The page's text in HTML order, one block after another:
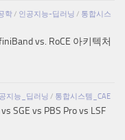
학 / 인공지능-딥러닝 / 통합시스
vs. RoCE 아키텍처
지능_딥러닝 / 통합시스템_CAE
SGE vs PBS Pro vs LSF